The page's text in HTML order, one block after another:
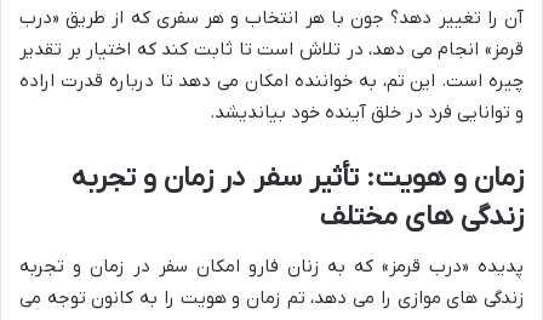
آن را تغییر دهد؟ جون با هر انتخاب و هر سفری که از طریق «درب
قرمز» انجام می دهد، در تلاش است تا ثابت کند که اختیار بر تقدیر
چیره است. این تم، به خواننده امکان می دهد تا درباره قدرت اراده
و توانایی فرد در خلق آینده خود بیاندیشد.
زمان و هویت: تأثیر سفر در زمان و تجربه
زندگی های مختلف
پدیده «درب قرمز» که به زنان فارو امکان سفر در زمان و تجربه
زندگی های موازی را می دهد، تم زمان و هویت را به کانون توجه می